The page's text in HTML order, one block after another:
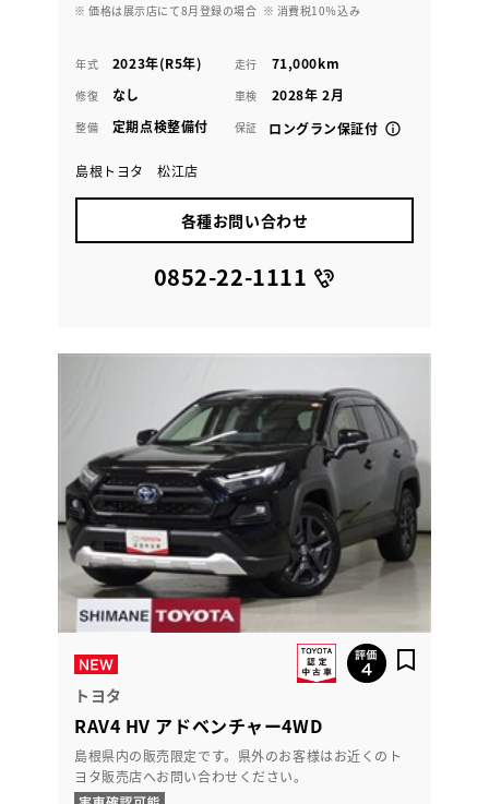
※ 価格は展示店にて8月登録の場合 ※ 消費税10％込み
年式 2023年(R5年) 走行 71,000km
修復 なし 車検 2028年 2月
整備 定期点検整備付 保証 ロングラン保証付
島根トヨタ 松江店
各種お問い合わせ
0852-22-1111
トヨタ
RAV4 HV アドベンチャー4WD
島根県内の販売限定です。県外のお客様はお近くのト
ヨタ販売店へお問い合わせください。